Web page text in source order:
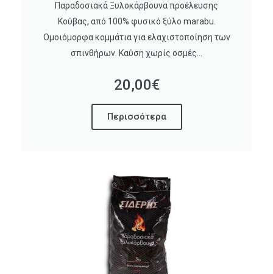
Παραδοσιακά Ξυλοκάρβουνα προέλευσης
Κούβας, από 100% φυσικό ξύλο marabu.
Ομοιόμορφα κομμάτια για ελαχιστοποίηση των
σπινθήρων. Καύση χωρίς οσμές...
20,00€
Περισσότερα